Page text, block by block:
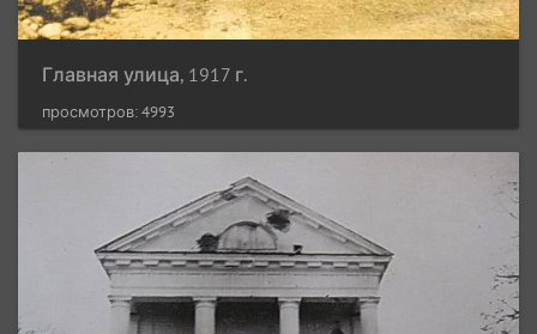
Главная улица, 1917 г.
просмотров: 4993